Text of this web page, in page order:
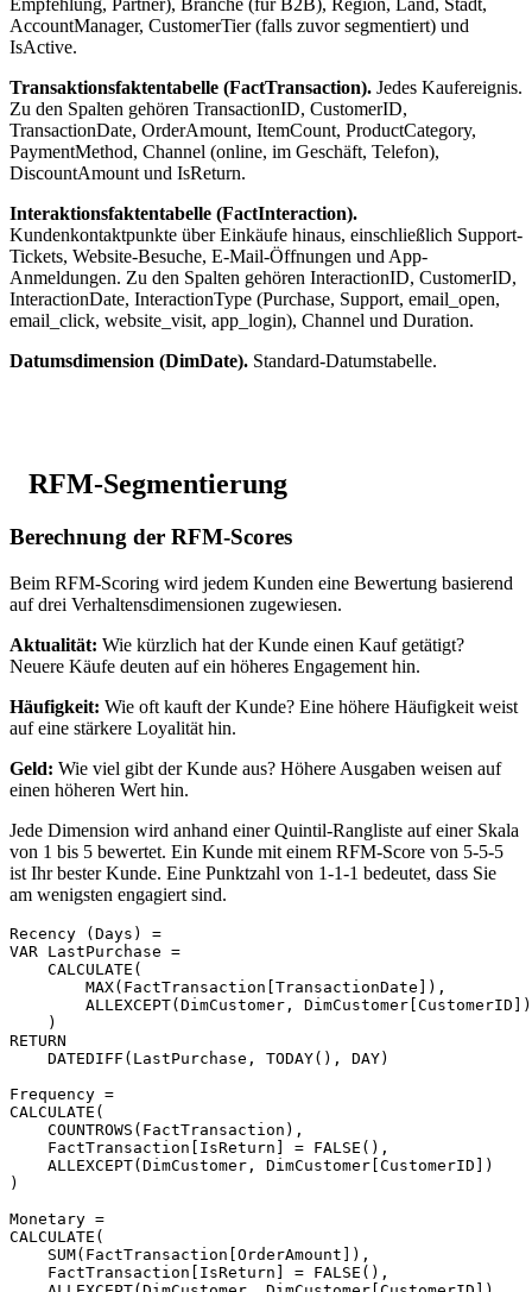
Empfehlung, Partner), Branche (für B2B), Region, Land, Stadt,
AccountManager, CustomerTier (falls zuvor segmentiert) und
IsActive.
Transaktionsfaktentabelle (FactTransaction). Jedes Kaufereignis.
Zu den Spalten gehören TransactionID, CustomerID,
TransactionDate, OrderAmount, ItemCount, ProductCategory,
PaymentMethod, Channel (online, im Geschäft, Telefon),
DiscountAmount und IsReturn.
Interaktionsfaktentabelle (FactInteraction).
Kundenkontaktpunkte über Einkäufe hinaus, einschließlich Support-
Tickets, Website-Besuche, E-Mail-Öffnungen und App-
Anmeldungen. Zu den Spalten gehören InteractionID, CustomerID,
InteractionDate, InteractionType (Purchase, Support, email_open,
email_click, website_visit, app_login), Channel und Duration.
Datumsdimension (DimDate). Standard-Datumstabelle.
RFM-Segmentierung
Berechnung der RFM-Scores
Beim RFM-Scoring wird jedem Kunden eine Bewertung basierend
auf drei Verhaltensdimensionen zugewiesen.
Aktualität: Wie kürzlich hat der Kunde einen Kauf getätigt?
Neuere Käufe deuten auf ein höheres Engagement hin.
Häufigkeit: Wie oft kauft der Kunde? Eine höhere Häufigkeit weist
auf eine stärkere Loyalität hin.
Geld: Wie viel gibt der Kunde aus? Höhere Ausgaben weisen auf
einen höheren Wert hin.
Jede Dimension wird anhand einer Quintil-Rangliste auf einer Skala
von 1 bis 5 bewertet. Ein Kunde mit einem RFM-Score von 5-5-5
ist Ihr bester Kunde. Eine Punktzahl von 1-1-1 bedeutet, dass Sie
am wenigsten engagiert sind.
Recency (Days) =
VAR LastPurchase =
    CALCULATE(
        MAX(FactTransaction[TransactionDate]),
        ALLEXCEPT(DimCustomer, DimCustomer[CustomerID])
    )
RETURN
    DATEDIFF(LastPurchase, TODAY(), DAY)
Frequency =
CALCULATE(
    COUNTROWS(FactTransaction),
    FactTransaction[IsReturn] = FALSE(),
    ALLEXCEPT(DimCustomer, DimCustomer[CustomerID])
)
Monetary =
CALCULATE(
    SUM(FactTransaction[OrderAmount]),
    FactTransaction[IsReturn] = FALSE(),